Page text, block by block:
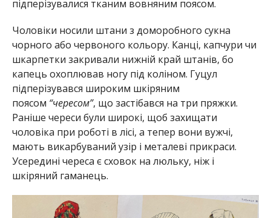
підперізувалися тканим вовняним поясом.
Чоловіки носили штани з доморобного сукна
чорного або червоного кольору. Канці, капчури чи
шкарпетки закривали нижній край штанів, бо
капець охоплював ногу під коліном. Гуцул
підперізувався широким шкіряним
поясом “чересом”, що застібався на три пряжки.
Раніше череси були широкі, щоб захищати
чоловіка при роботі в лісі, а тепер вони вужчі,
мають викарбуваний узір і металеві прикраси.
Усередині череса є сховок на люльку, ніж і
шкіряний гаманець.